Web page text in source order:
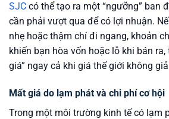
SJC có thể tạo ra một “ngưỡng” ban
cần phải vượt qua để có lợi nhuận.
nhẹ hoặc thậm chí đi ngang, khoản
khiến bạn hòa vốn hoặc lỗ khi bán
giá” ngay cả khi giá thế giới không
Mất giá do lạm phát và chi phí cơ hội
Trong một môi trường kinh tế có lạm